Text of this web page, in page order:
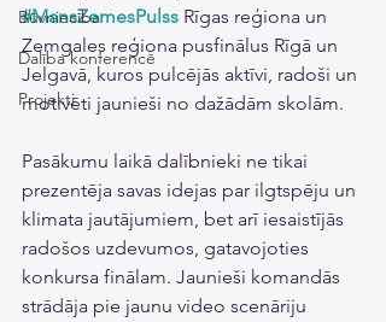
Būvniecība
Dalība konferencē
Projekti
#MansZemesPulss Rīgas reģiona un
Zemgales reģiona pusfinālus Rīgā un
Jelgavā, kuros pulcējās aktīvi, radoši un
motivēti jaunieši no dažādām skolām.
Pasākumu laikā dalībnieki ne tikai
prezentēja savas idejas par ilgtspēju un
klimata jautājumiem, bet arī iesaistījās
radošos uzdevumos, gatavojoties
konkursa finālam. Jaunieši komandās
strādāja pie jaunu video scenāriju